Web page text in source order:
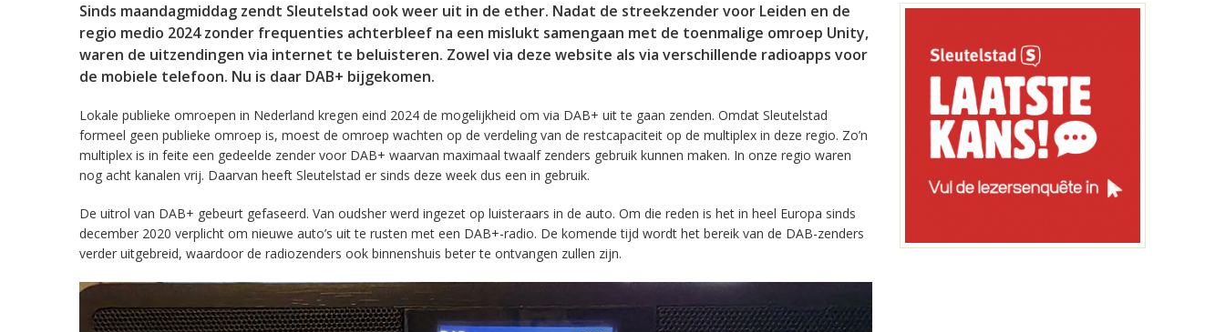
Sinds maandagmiddag zendt Sleutelstad ook weer uit in de ether. Nadat de streekzender voor Leiden en de
regio medio 2024 zonder frequenties achterbleef na een mislukt samengaan met de toenmalige omroep Unity,
waren de uitzendingen via internet te beluisteren. Zowel via deze website als via verschillende radioapps voor
de mobiele telefoon. Nu is daar DAB+ bijgekomen.
Lokale publieke omroepen in Nederland kregen eind 2024 de mogelijkheid om via DAB+ uit te gaan zenden. Omdat Sleutelstad
formeel geen publieke omroep is, moest de omroep wachten op de verdeling van de restcapaciteit op de multiplex in deze regio. Zo’n
multiplex is in feite een gedeelde zender voor DAB+ waarvan maximaal twaalf zenders gebruik kunnen maken. In onze regio waren
nog acht kanalen vrij. Daarvan heeft Sleutelstad er sinds deze week dus een in gebruik.
De uitrol van DAB+ gebeurt gefaseerd. Van oudsher werd ingezet op luisteraars in de auto. Om die reden is het in heel Europa sinds
december 2020 verplicht om nieuwe auto’s uit te rusten met een DAB+-radio. De komende tijd wordt het bereik van de DAB-zenders
verder uitgebreid, waardoor de radiozenders ook binnenshuis beter te ontvangen zullen zijn.